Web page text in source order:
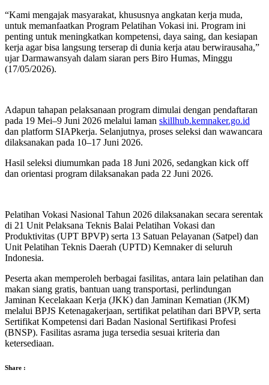
“Kami mengajak masyarakat, khususnya angkatan kerja muda,
untuk memanfaatkan Program Pelatihan Vokasi ini. Program ini
penting untuk meningkatkan kompetensi, daya saing, dan kesiapan
kerja agar bisa langsung terserap di dunia kerja atau berwirausaha,”
ujar Darmawansyah dalam siaran pers Biro Humas, Minggu
(17/05/2026).
Adapun tahapan pelaksanaan program dimulai dengan pendaftaran
pada 19 Mei–9 Juni 2026 melalui laman skillhub.kemnaker.go.id
dan platform SIAPkerja. Selanjutnya, proses seleksi dan wawancara
dilaksanakan pada 10–17 Juni 2026.
Hasil seleksi diumumkan pada 18 Juni 2026, sedangkan kick off
dan orientasi program dilaksanakan pada 22 Juni 2026.
Pelatihan Vokasi Nasional Tahun 2026 dilaksanakan secara serentak
di 21 Unit Pelaksana Teknis Balai Pelatihan Vokasi dan
Produktivitas (UPT BPVP) serta 13 Satuan Pelayanan (Satpel) dan
Unit Pelatihan Teknis Daerah (UPTD) Kemnaker di seluruh
Indonesia.
Peserta akan memperoleh berbagai fasilitas, antara lain pelatihan dan
makan siang gratis, bantuan uang transportasi, perlindungan
Jaminan Kecelakaan Kerja (JKK) dan Jaminan Kematian (JKM)
melalui BPJS Ketenagakerjaan, sertifikat pelatihan dari BPVP, serta
Sertifikat Kompetensi dari Badan Nasional Sertifikasi Profesi
(BNSP). Fasilitas asrama juga tersedia sesuai kriteria dan
ketersediaan.
Share :